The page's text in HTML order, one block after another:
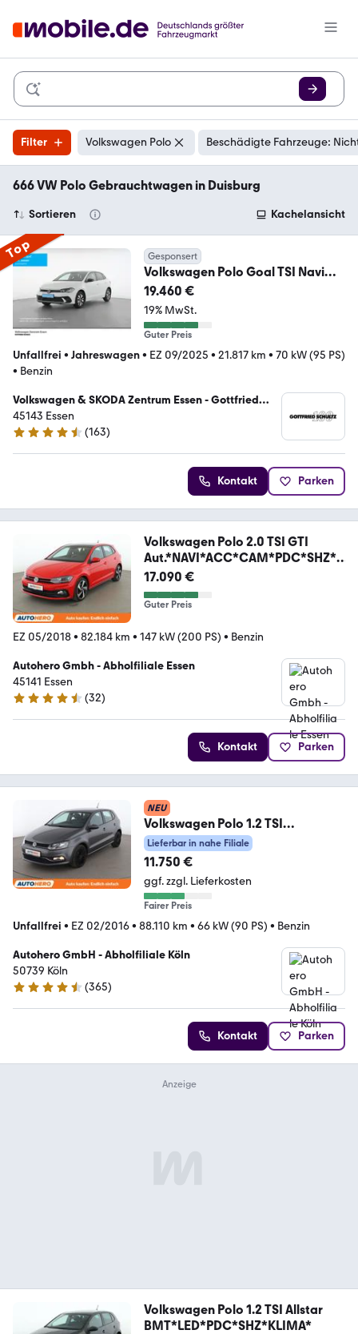
Filter Volkswagen Polo Beschädigte Fahrzeuge:
666 VW Polo Gebrauchtwagen in Duisburg
Sortieren Kachelansicht
Top Gesponsert
Volkswagen Polo Goal TSI Navi
AppConnect LED SHZ
19.460 €
19% MwSt.
Guter Preis
Unfallfrei • Jahreswagen• EZ 09/2025 • 21.817 km • 70 kW (95 PS)
• Benzin
Volkswagen & SKODA Zentrum Essen - Gottfried
Schultz Automobilhandels SE
45143 Essen
4.7 Sterne
(163)
Kontakt Parken
Volkswagen Polo 2.0 TSI GTI
Aut.*NAVI*ACC*CAM*PDC*SHZ*A
LU*
17.090 €
Guter Preis
EZ 05/2018• 82.184 km • 147 kW (200 PS) • Benzin
Autohero Gmbh - Abholfiliale Essen
45141 Essen
4.7 Sterne
(32)
Kontakt Parken
NEU
Volkswagen Polo 1.2 TSI
Comfortline BMT
Aut*TEMPO*PDC*SHZ*
Lieferbar in nahe Filiale
11.750 €
ggf. zzgl. Lieferkosten
Fairer Preis
Unfallfrei • EZ 02/2016• 88.110 km • 66 kW (90 PS) • Benzin
Autohero GmbH - Abholfiliale Köln
50739 Köln
4.6 Sterne
(365)
Kontakt Parken
Volkswagen Polo 1.2 TSI Allstar
BMT*LED*PDC*SHZ*KLIMA*